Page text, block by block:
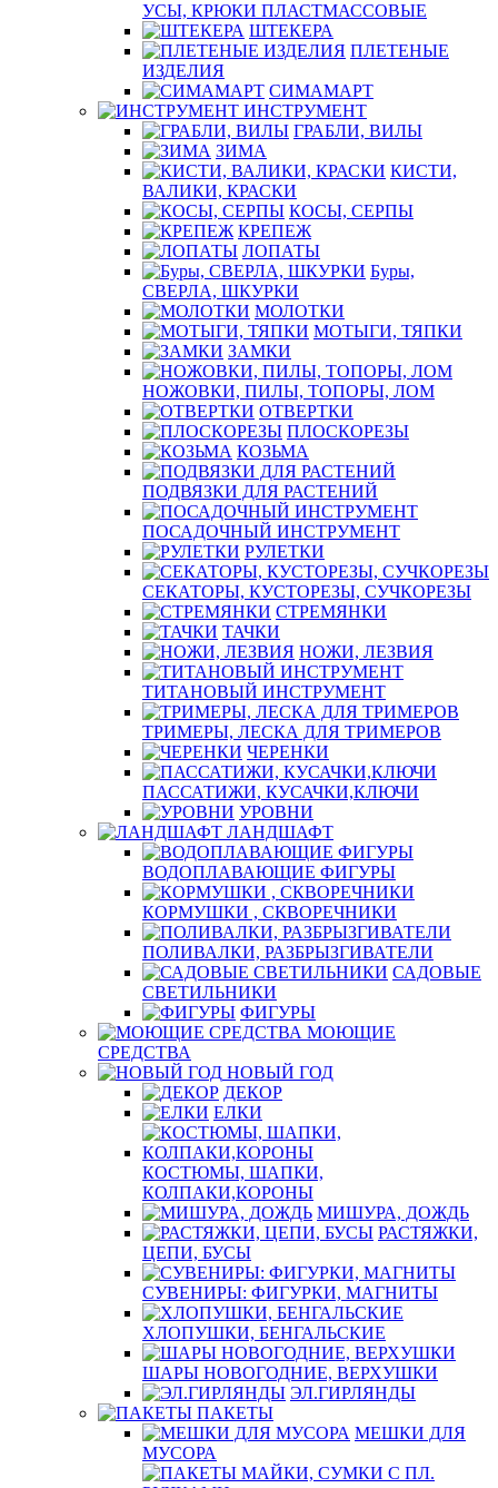
УСЫ, КРЮКИ ПЛАСТМАССОВЫЕ
ШТЕКЕРА
ПЛЕТЕНЫЕ
ИЗДЕЛИЯ
СИМАМАРТ
ИНСТРУМЕНТ
ГРАБЛИ, ВИЛЫ
ЗИМА
КИСТИ,
ВАЛИКИ, КРАСКИ
КОСЫ, СЕРПЫ
КРЕПЕЖ
ЛОПАТЫ
Буры,
СВЕРЛА, ШКУРКИ
МОЛОТКИ
МОТЫГИ, ТЯПКИ
ЗАМКИ
НОЖОВКИ, ПИЛЫ, ТОПОРЫ, ЛОМ
ОТВЕРТКИ
ПЛОСКОРЕЗЫ
КОЗЬМА
ПОДВЯЗКИ ДЛЯ РАСТЕНИЙ
ПОСАДОЧНЫЙ ИНСТРУМЕНТ
РУЛЕТКИ
СЕКАТОРЫ, КУСТОРЕЗЫ, СУЧКОРЕЗЫ
СТРЕМЯНКИ
ТАЧКИ
НОЖИ, ЛЕЗВИЯ
ТИТАНОВЫЙ ИНСТРУМЕНТ
ТРИМЕРЫ, ЛЕСКА ДЛЯ ТРИМЕРОВ
ЧЕРЕНКИ
ПАССАТИЖИ, КУСАЧКИ,КЛЮЧИ
УРОВНИ
ЛАНДШАФТ
ВОДОПЛАВАЮЩИЕ ФИГУРЫ
КОРМУШКИ , СКВОРЕЧНИКИ
ПОЛИВАЛКИ, РАЗБРЫЗГИВАТЕЛИ
САДОВЫЕ
СВЕТИЛЬНИКИ
ФИГУРЫ
МОЮЩИЕ
СРЕДСТВА
НОВЫЙ ГОД
ДЕКОР
ЕЛКИ
КОСТЮМЫ, ШАПКИ,
КОЛПАКИ,КОРОНЫ
МИШУРА, ДОЖДЬ
РАСТЯЖКИ,
ЦЕПИ, БУСЫ
СУВЕНИРЫ: ФИГУРКИ, МАГНИТЫ
ХЛОПУШКИ, БЕНГАЛЬСКИЕ
ШАРЫ НОВОГОДНИЕ, ВЕРХУШКИ
ЭЛ.ГИРЛЯНДЫ
ПАКЕТЫ
МЕШКИ ДЛЯ
МУСОРА